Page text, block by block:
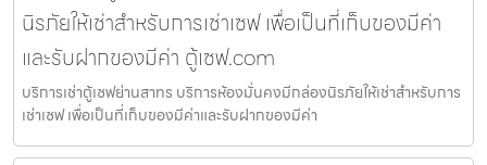
นิรภัยให้เช่าสำหรับการเช่าเซฟ เพื่อเป็นที่เก็บของมีค่า
และรับฝากของมีค่า ตู้เซฟ.com
บริการเช่าตู้เซฟย่านสาทร บริการห้องมั่นคงมีกล่องนิรภัยให้เช่าสำหรับการ
เช่าเซฟ เพื่อเป็นที่เก็บของมีค่าและรับฝากของมีค่า